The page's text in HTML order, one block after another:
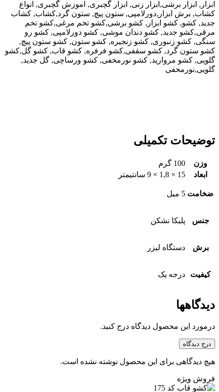
ابزار, ابزار برشی,ابزار زنی, ابزار گچبری, اموزش گچبری, انواع
کشاب, برش ابزار,دورلامپی, ستون پیچ, ستون گرد,کشاب, کشاب
جدید, کشو, کشو ابزار, کشو برشی,کشو تخم مرغی,کشو تخم
مرقی,کشو جدید, کشو دندان موشی, کشو دورلامپی, کشو رو
سنگی, کشو زنبوری, کشو زنجیره, کشو ستون, کشو ستون پیچ,
کشو ستون گرد, کشو سقفی,کشو فرفره, کشو قاب, کشو گل,کشو
گلویی, کشو مروارید, کشو نورمخفی, کشو ورساچی, گل جدید,
گلویی,نورمخفی
توضیحات تکمیلی
وزن
100 گرم
ابعاد
15 × 1,8 × 9 سانتیمتر
ضخامت 5 میل
جنس پلیکا نشکن
برش دستگاه لیزر
کیفیت درجه یک
دیدگاهها
درمورد این محصول دیدگاه درج کنید.
درج دیدگاه
هیچ دیدگاهی برای این محصول نوشته نشده است.
فروش ویژه